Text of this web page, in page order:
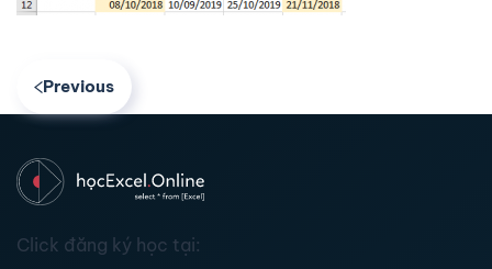
Previous
Click đăng ký học tại: